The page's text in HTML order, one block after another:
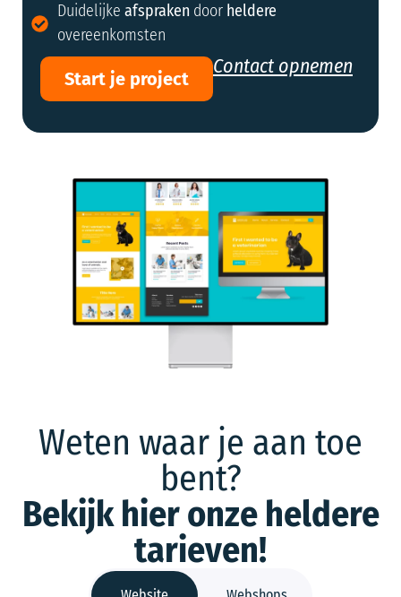
Duidelijke afspraken door heldere
overeenkomsten
Start je project
Contact opnemen
Weten waar je aan toe
bent?
Bekijk hier onze heldere
tarieven!